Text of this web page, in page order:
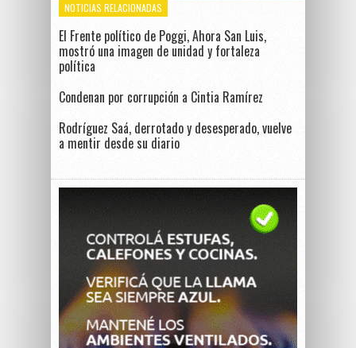
NOTICIAS RELACIONADAS
El Frente político de Poggi, Ahora San Luis,
mostró una imagen de unidad y fortaleza
política
Condenan por corrupción a Cintia Ramírez
Rodríguez Saá, derrotado y desesperado, vuelve
a mentir desde su diario